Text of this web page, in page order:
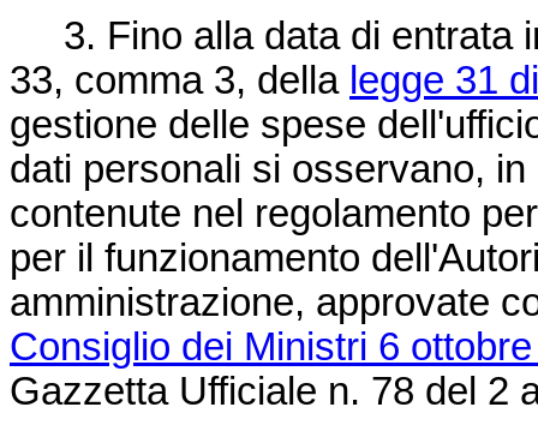
3. Fino alla data di entrata
33, comma 3, della legge 31
gestione delle spese
dati personali si osservano,
contenute nel regolamento
per il funzionamento
amministrazione, approvate
Consiglio dei Ministri 6
Gazzetta Ufficiale n. 78 del 2